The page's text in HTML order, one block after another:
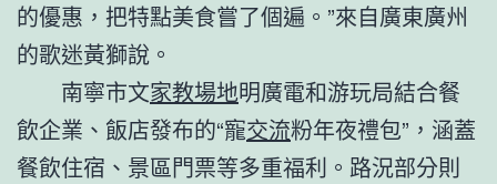
的優惠，把特點美食嘗了個遍。”來自廣東廣州
的歌迷黃獅說。
南寧市文家教場地明廣電和游玩局結合餐
飲企業、飯店發布的“寵交流粉年夜禮包”，涵蓋
餐飲住宿、景區門票等多重福利。路況部分則